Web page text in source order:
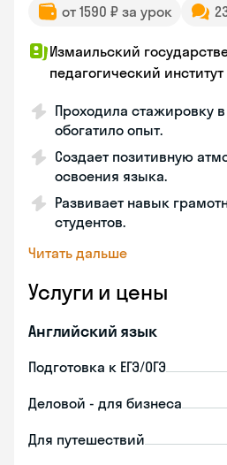
от 1590 ₽ за урок
Измаильский
педагогический институт
Проходила стажировку
обогатило опыт.
Создает позитивную
освоения языка.
Развивает навык
студентов.
Читать дальше
Услуги и цены
Английский язык
Подготовка к ЕГЭ/ОГЭ
Деловой - для бизнеса
Для путешествий